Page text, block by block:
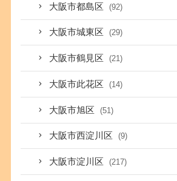
大阪市都島区 (92)
大阪市城東区 (29)
大阪市鶴見区 (21)
大阪市此花区 (14)
大阪市旭区 (51)
大阪市西淀川区 (9)
大阪市淀川区 (217)